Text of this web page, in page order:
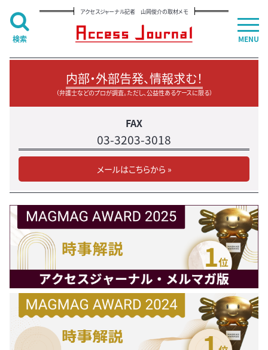
アクセスジャーナル記者 山岡俊介の取材メモ
内部・外部告発、情報求む！
（弁護士などのプロが調査。ただし、公益性あるケースに限る）
FAX
03-3203-3018
メールはこちらから »
MENU
検索